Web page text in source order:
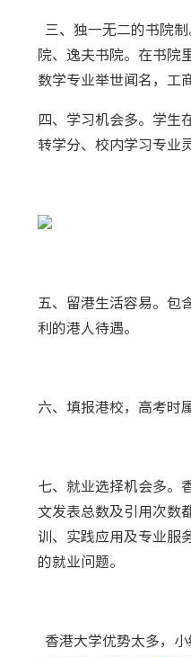
三、独一无二的书院
院、逸夫书院。在书院
数学专业举世闻名，工
四、学习机会多。学生
转学分、校内学习专业
五、留港生活容易。包
利的港人待遇。
六、填报港校，高考时
七、就业选择机会多。
文发表总数及引用次数
训、实践应用及专业服
的就业问题。
香港大学优势太多，